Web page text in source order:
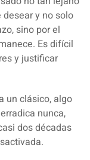
y no solo
sino por el
Es difícil
y justificar
un clásico, algo
nunca,
dos décadas